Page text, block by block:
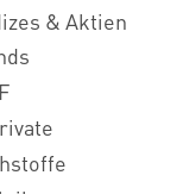
& Aktien